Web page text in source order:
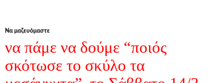
Να μαζευόμαστε
να πάμε να δούμε “ποιός
σκότωσε το σκύλο τα